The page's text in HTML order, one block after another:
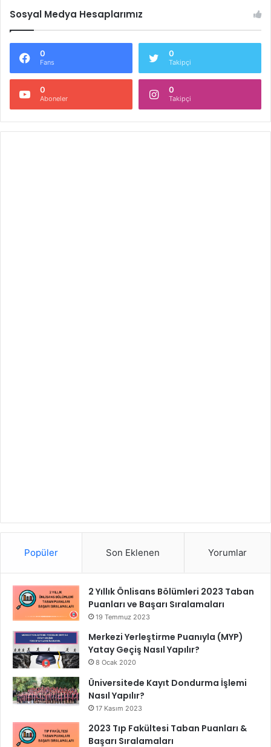
Sosyal Medya Hesaplarımız
0
Fans
0
Takipçi
0
Aboneler
0
Takipçi
Popüler Son Eklenen Yorumlar
2 Yıllık Önlisans Bölümleri 2023 Taban
Puanları ve Başarı Sıralamaları
19 Temmuz 2023
Merkezi Yerleştirme Puanıyla (MYP)
Yatay Geçiş Nasıl Yapılır?
8 Ocak 2020
Üniversitede Kayıt Dondurma İşlemi
Nasıl Yapılır?
17 Kasım 2023
2023 Tıp Fakültesi Taban Puanları &
Başarı Sıralamaları